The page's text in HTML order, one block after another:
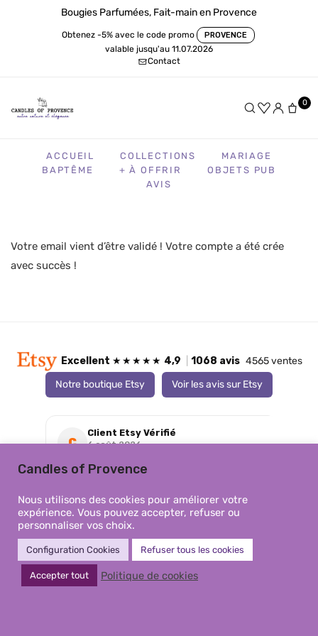
Bougies Parfumées, Fait-main en Provence
Obtenez -5% avec le code promo PROVENCE
valable jusqu'au 11.07.2026
Contact
0
ACCUEIL COLLECTIONS
MARIAGE
BAPTÊME
+ À OFFRIR
OBJETS PUB
AVIS
Votre email vient d’être validé ! Votre compte a été crée
avec succès !
Excellent ★★★★★ 4,9 1068 avis 4565 ventes
Notre boutique Etsy
Voir les avis sur Etsy
C
Client Etsy Vérifié
6 août 2026
d’avoir commandé
Candles of Provence
Nous utilisons des cookies pour améliorer votre
expérience. Vous pouvez accepter, refuser ou
personnaliser vos choix.
Configuration Cookies Refuser tous les cookies
Accepter tout Politique de cookies